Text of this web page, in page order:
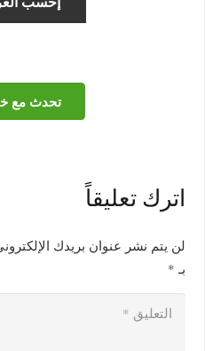
تحدث مع
اترك تعليقاً
لن يتم نشر عنوان بريدك
بـ *